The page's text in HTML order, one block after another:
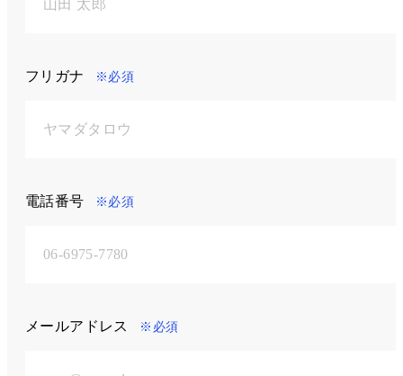
フリガナ ※必須
電話番号 ※必須
メールアドレス ※必須